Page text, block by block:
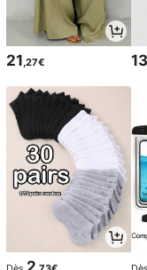
21,27€ 13